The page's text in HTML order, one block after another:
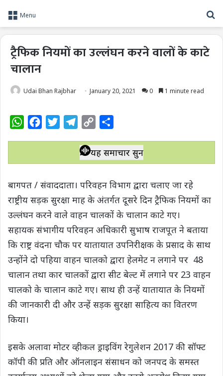
Menu
ट्रैफिक नियमों का उल्लंघन करने वालों के काटे
चालान
Udai Bhan Rajbhar January 20, 2021 0 1 minute read
W
t
A
p
p
e
o
o
k
t
e
r
l
e
a
m
p
y
i
n
k
a
r
e
यह समाचार सुनें
बागपत / संवाददाता। परिवहन विभाग द्वारा चलाए जा रहे
राष्ट्रीय सड़क सुरक्षा माह के अंतर्गत दूसरे दिन ट्रैफिक नियमों का
उल्लंघन करने वाले वाहन चालकों के चालान काटे गए।
सहायक संभागीय परिवहन अधिकारी सुभाष राजपूत ने बताया
कि राष्ट्र वंदना चौक पर यातायात उपनिरीक्षक के प्रसाद के साथ
उन्होंने दो पहिया वाहन चालको द्वारा हेलमेट न लगाने पर 48
चालान तथा कार चालकों द्वारा सीट बेल्ट में लगाने पर 23 वाहन
चालको के चालान काटे गए। साथ ही उन्हें यातायात के नियमों
की जानकारी दी और उन्हें सड़क सुरक्षा साहित्य का वितरण
किया।
इसके अलावा मोटर व्हीकल ड्राइविंग रेगुलेशन 2017 की सॉफ्ट
कॉपी की प्रति और ऑनलाइन संसाधन को जनपद के समस्त